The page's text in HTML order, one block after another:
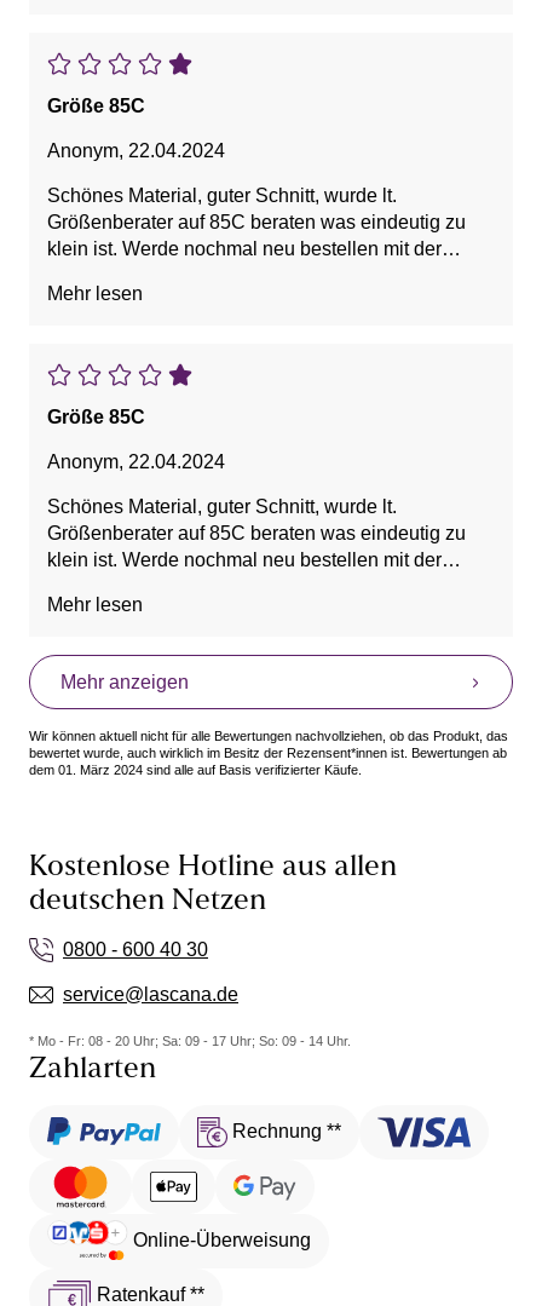
- alles hält und
- sitzt super (die BH-Schalen sind leicht wattiert).
Ich trage fast nur noch das Modell (habe ihn mir in
Größe 85C
Anonym, 22.04.2024
Schönes Material, guter Schnitt, wurde lt.
Größenberater auf 85C beraten was eindeutig zu
klein ist. Werde nochmal neu bestellen mit der
Mehr lesen
Größe 85C
Anonym, 22.04.2024
Schönes Material, guter Schnitt, wurde lt.
Größenberater auf 85C beraten was eindeutig zu
klein ist. Werde nochmal neu bestellen mit der
Mehr lesen
Mehr anzeigen
Wir können aktuell nicht für alle Bewertungen nachvollziehen, ob das Produkt, das
bewertet wurde, auch wirklich im Besitz der Rezensent*innen ist. Bewertungen ab
dem 01. März 2024 sind alle auf Basis verifizierter Käufe.
Kostenlose Hotline aus allen
deutschen Netzen
0800 - 600 40 30
service@lascana.de
* Mo - Fr: 08 - 20 Uhr; Sa: 09 - 17 Uhr; So: 09 - 14 Uhr.
Zahlarten
Rechnung **
Online-Überweisung
Ratenkauf **